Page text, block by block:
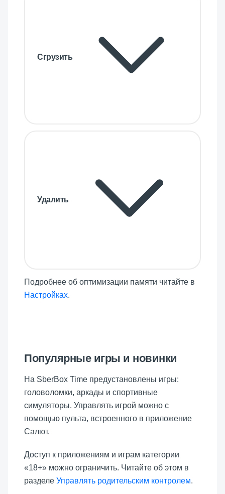
Сгрузить
Удалить
Подробнее об оптимизации памяти читайте в
Настройках.
Популярные игры и новинки
На SberBox Time предустановлены игры:
головоломки, аркады и спортивные
симуляторы. Управлять игрой можно с
помощью пульта, встроенного в приложение
Салют.
Доступ к приложениям и играм категории
«18+» можно ограничить. Читайте об этом в
разделе Управлять родительским контролем.